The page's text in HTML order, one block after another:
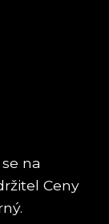
na
Ceny